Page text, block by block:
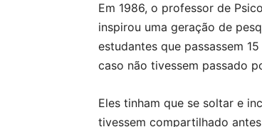
Em 1986, o professor de
inspirou uma geração de
estudantes que passassem
caso não tivessem passado
Eles tinham que se soltar e
tivessem compartilhado